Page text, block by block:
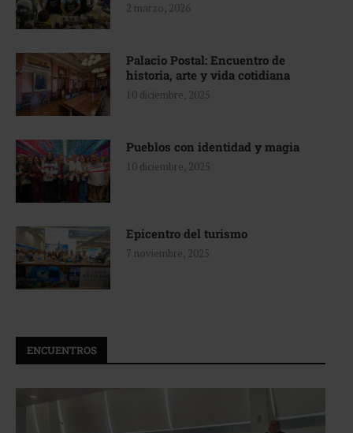
2 marzo, 2026
Palacio Postal: Encuentro de
historia, arte y vida cotidiana
10 diciembre, 2025
Pueblos con identidad y magia
10 diciembre, 2025
Epicentro del turismo
7 noviembre, 2025
ENCUENTROS